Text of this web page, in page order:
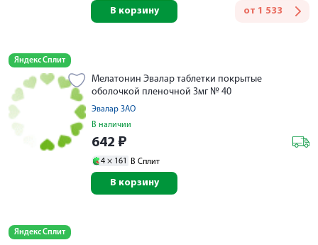
от 1 533
В корзину
Яндекс Сплит
Мелатонин Эвалар таблетки покрытые
оболочкой пленочной 3мг № 40
Эвалар ЗАО
В наличии
642 ₽
4 × 161 В Сплит
В корзину
Яндекс Сплит